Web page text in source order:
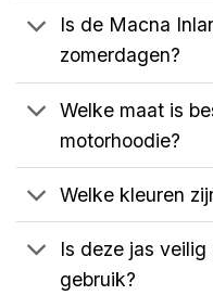
Is de Macna
zomerdagen?
Welke maat is
motorhoodie?
Welke kleuren
Is deze jas
gebruik?